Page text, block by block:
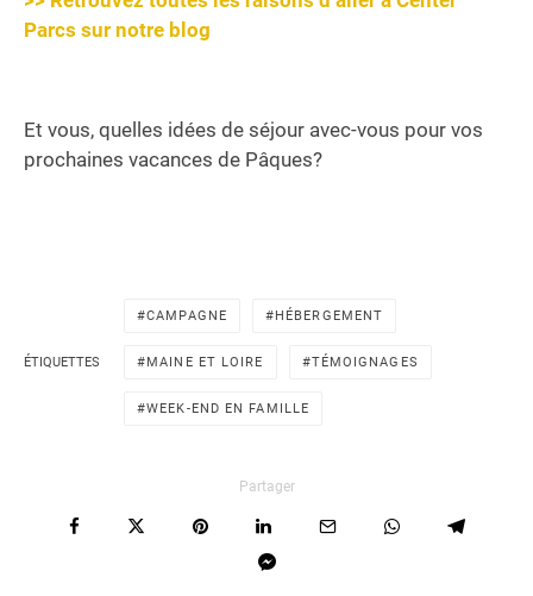
Parcs sur notre blog
Et vous, quelles idées de séjour avec-vous pour vos
prochaines vacances de Pâques?
ÉTIQUETTES
CAMPAGNE HÉBERGEMENT
MAINE ET LOIRE TÉMOIGNAGES
WEEK-END EN FAMILLE
Partager